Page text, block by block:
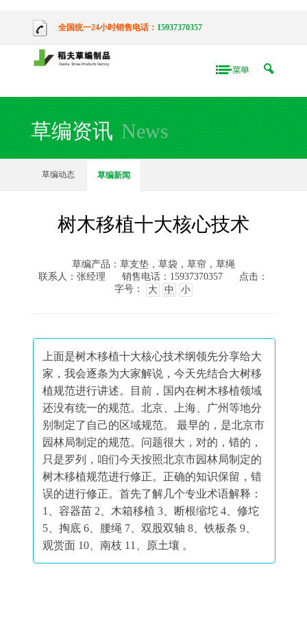
全国统一24小时销售电话： 15937370357
草编资讯 News
草编动态 草编新闻
树木移植十大核心技术
草编产品：草支垫，草袋，草帘，草绳
联系人：张经理
销售电话：15937370357
点击：
字号：
大 中 小
上面是树木移植十大核心技术纲领先分享给大
家，我会逐条为大家解说，今天先结合大树移
植规范进行讲述。
目前，国内在树木移植领域
还没有统一的规范。北京、上海、广州等地分
别制定了自己的区域规范。 最早的，是北京市
园林局制定的规范。问题很大，对的，错的，
只是罗列，咱们今天按照北京市园林局制定的
树木移植规范进行修正。正确的知识保留，错
误的进行修正。首先了解几个专业术语解释：
1、容器苗 2、木箱移植 3、断根缩坨 4、修坨
5、掏底 6、腰绳 7、双股双轴 8、铁板条 9、
观赏面 10、南枝 11、原土壤 。